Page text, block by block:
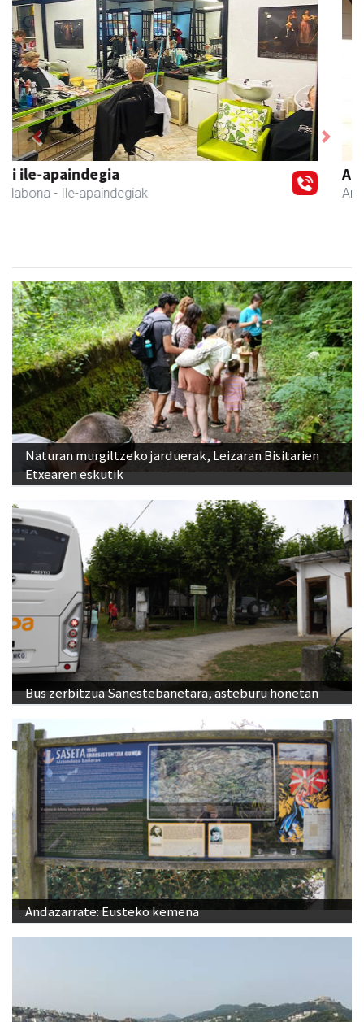
Arindu fisioterapia eta osteopatia
Amasa-Villabona - Fisioterapia
Previous Next
Naturan murgiltzeko jarduerak, Leizaran Bisitarien
Etxearen eskutik
Bus zerbitzua Sanestebanetara, asteburu honetan
Andazarrate: Eusteko kemena